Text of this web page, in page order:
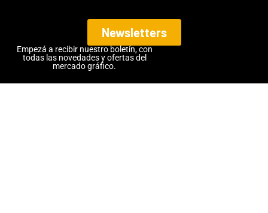
Newsletters
Empezá a recibir nuestro boletín, con
todas las novedades y ofertas del
mercado gráfico.